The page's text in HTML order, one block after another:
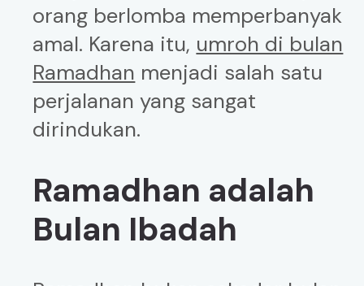
orang berlomba memperbanyak
amal. Karena itu, umroh di bulan
Ramadhan menjadi salah satu
perjalanan yang sangat
dirindukan.
Ramadhan adalah
Bulan Ibadah